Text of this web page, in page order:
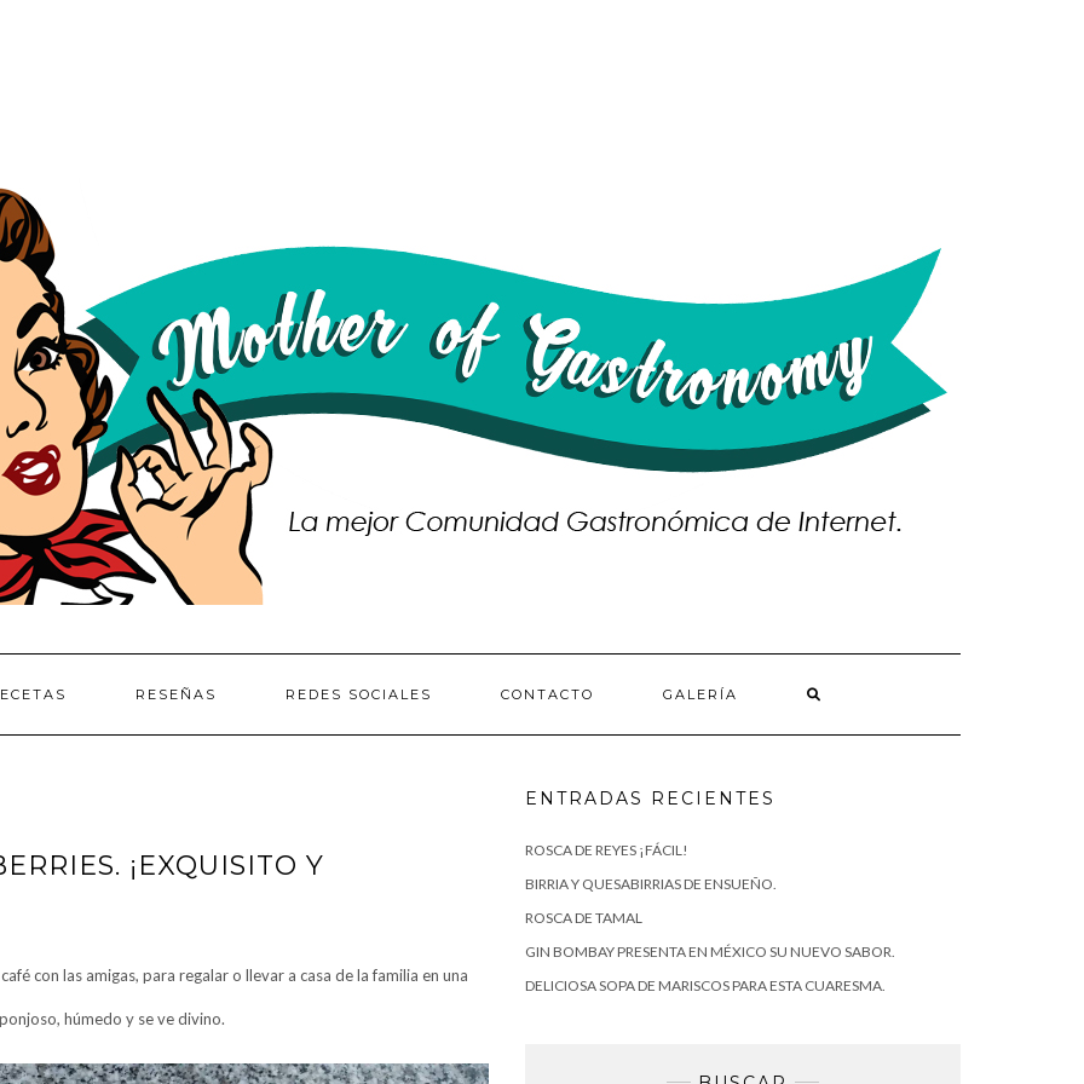
RESEÑAS REDES SOCIALES CONTACTO GALERÍA
¡EXQUISITO Y
con las amigas, para regalar o llevar a casa de la familia en una
húmedo y se ve divino.
ENTRADAS RECIENTES
ROSCA DE REYES ¡FÁCIL!
BIRRIA Y QUESABIRRIAS DE ENSUEÑO.
ROSCA DE TAMAL
GIN BOMBAY PRESENTA EN MÉXICO SU NUEVO SABOR.
DELICIOSA SOPA DE MARISCOS PARA ESTA CUARESMA.